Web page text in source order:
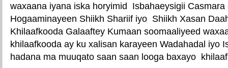
waxaana iyana iska horyimid Isbahaeysigii Casmara
Hogaaminayeen Shiikh Shariif iyo Shiikh Xasan
Khilaafkooda Galaaftey Kumaan soomaaliyeed
khilaafkooda ay ku xalisan karayeen Wadahadal iyo
hadana ma muuqato saan saan looga baxayo